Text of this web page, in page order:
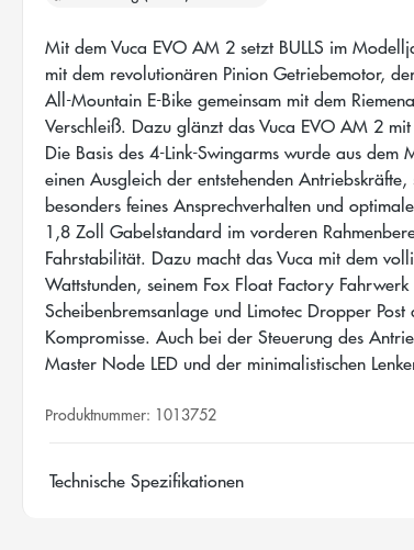
Mit dem Vuca EVO AM 2 setzt BULLS im
mit dem revolutionären Pinion Getriebemotor,
All-Mountain E-Bike gemeinsam mit dem
Verschleiß. Dazu glänzt das Vuca EVO AM 2
Die Basis des 4-Link-Swingarms wurde aus
einen Ausgleich der entstehenden
besonders feines Ansprechverhalten und
1,8 Zoll Gabelstandard im vorderen
Fahrstabilität. Dazu macht das Vuca mit dem
Wattstunden, seinem Fox Float Factory
Scheibenbremsanlage und Limotec Dropper
Kompromisse. Auch bei der Steuerung des
Master Node LED und der minimalistischen
Produktnummer: 1013752
Technische Spezifikationen